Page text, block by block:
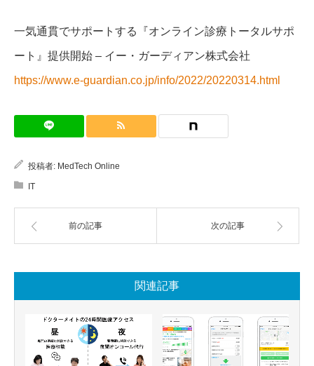
一気通貫でサポートする『オンライン診療トータルサポ
ート』提供開始 – イー・ガーディアン株式会社
https://www.e-guardian.co.jp/info/2022/20220314.html
投稿者: MedTech Online
IT
前の記事 次の記事
関連記事